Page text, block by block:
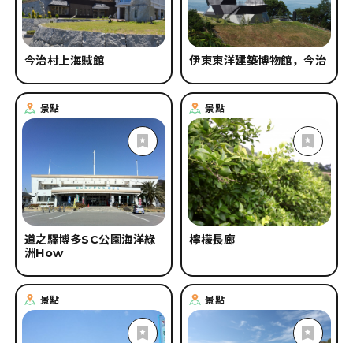
今治村上海賊館 伊東東洋建築博物館，今治
景點
道之驛博多SC公園海洋綠
洲How
景點
檸檬長廊
景點 景點